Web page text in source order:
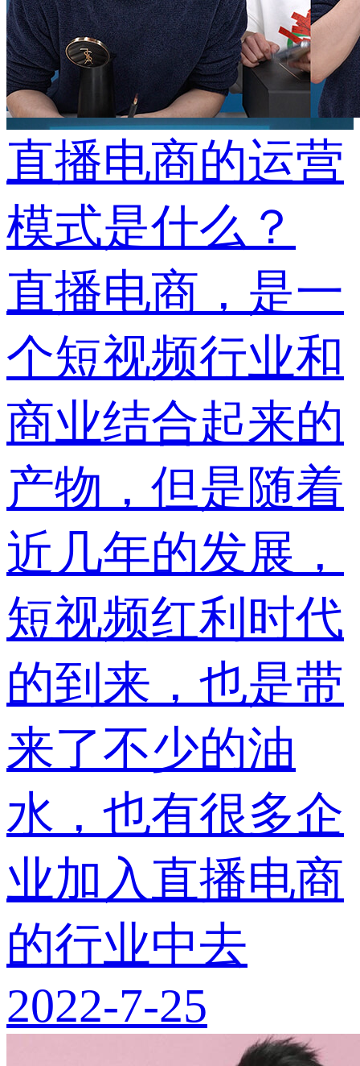
直播电商的运营
模式是什么？
直播电商，是一
个短视频行业和
商业结合起来的
产物，但是随着
近几年的发展，
短视频红利时代
的到来，也是带
来了不少的油
水，也有很多企
业加入直播电商
的行业中去
2022-7-25